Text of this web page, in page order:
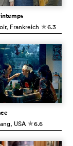
, Frankreich c6.3
, USA c6.6